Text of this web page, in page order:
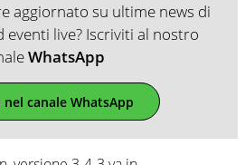
aggiornato su ultime news di
live? Iscriviti al nostro
WhatsApp
nel canale WhatsApp